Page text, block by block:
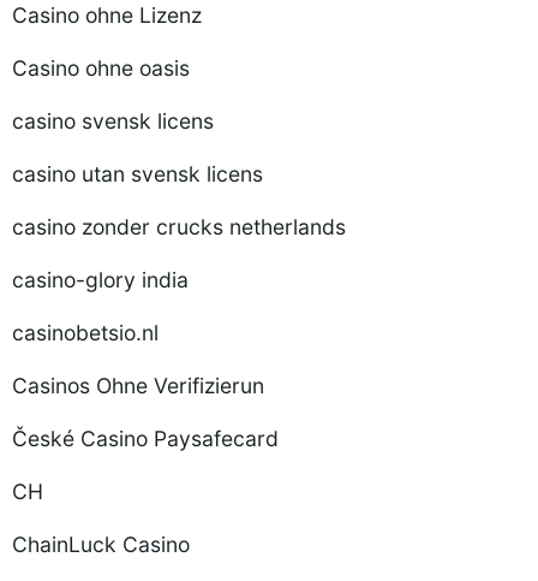
Casino ohne Lizenz
Casino ohne oasis
casino svensk licens
casino utan svensk licens
casino zonder crucks netherlands
casino-glory india
casinobetsio.nl
Casinos Ohne Verifizierun
České Casino Paysafecard
CH
ChainLuck Casino